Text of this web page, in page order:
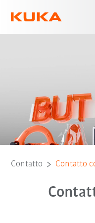
Contatto Contatto